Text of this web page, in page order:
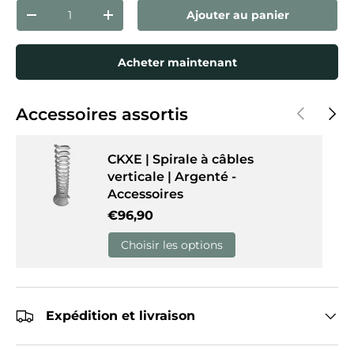
Diminuer la quantitéAugmenter la quantité
Ajouter au panier
Acheter maintenant
Accessoires assortis Précédent
CKXE | Spirale à câbles
verticale | Argenté -
Accessoires
Prix habituel
€96,90
Choisir les options
Expédition et livraison